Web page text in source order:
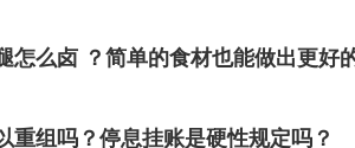
怎么卤 ？简单的食材也能做出更好
重组吗？停息挂账是硬性规定吗？